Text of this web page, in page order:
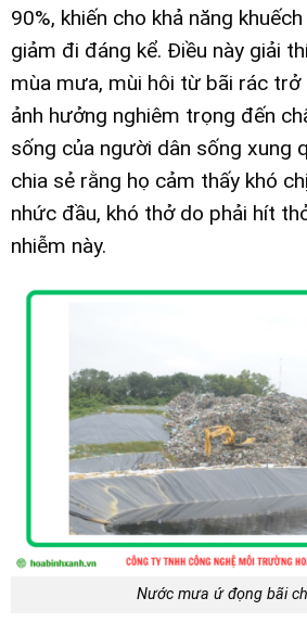
90%, khiến cho khả năng
giảm đi đáng kể. Điều này giải
mùa mưa, mùi hôi từ bãi rác trở
ảnh hưởng nghiêm trọng đến
sống của người dân sống xung
chia sẻ rằng họ cảm thấy khó
nhức đầu, khó thở do phải hít
nhiễm này.
Nước mưa ứ đọng bãi